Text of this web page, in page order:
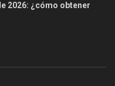
2026: ¿cómo obtener